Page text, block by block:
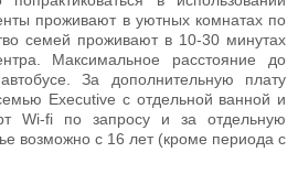
проживают в уютных комнатах по
семей проживают в 10-30 минутах
Максимальное расстояние до
За дополнительную плату
Executive с отдельной ванной и
Wi-fi по запросу и за отдельную
возможно с 16 лет (кроме периода с